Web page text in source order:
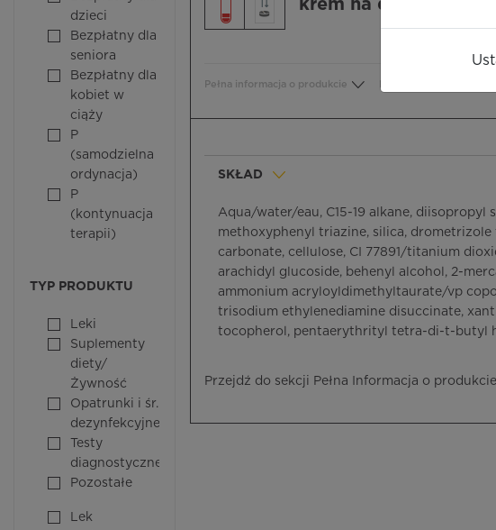
dzieci
Bezpłatny dla
seniora
Bezpłatny dla
kobiet w
ciąży
P
(samodzielna
ordynacja)
P
(kontynuacja
terapii)
TYP PRODUKTU
Leki
Suplementy
diety/
Żywność
Opatrunki i śr.
dezynfekcyjne
Testy
diagnostyczne
Pozostałe
Lek
krem na dzień SPF30
Pełna informacja o produkcie
SKŁAD
Aqua/water/eau, C15-19 alkane,
methoxyphenyl triazine, silica, drometrizole
carbonate, cellulose, CI 77891/titanium
arachidyl glucoside, behenyl alcohol, 2-
ammonium acryloyldimethyltaurate/vp
trisodium ethylenediamine disuccinate,
tocopherol, pentaerythrityl tetra-di-t-butyl
Przejdź do sekcji Pełna Informacja o